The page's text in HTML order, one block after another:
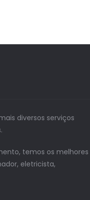
diversos serviços
temos os melhores
eletricista,